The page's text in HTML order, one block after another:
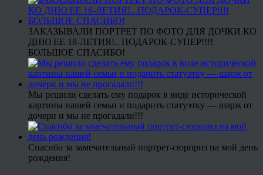
ЗАКАЗЫВАЛИ ПОРТРЕТ ПО ФОТО ДЛЯ ДОЧКИ КО
ДНЮ ЕЕ 18-ЛЕТИЯ!.. ПОДАРОК-СУПЕР!!!!
БОЛЬШОЕ СПАСИБО!
Мы решили сделать ему подарок в виде исторической
картины нашей семьи и подарить статуэтку — шарж от
дочери и мы не прогадали!!!
Спасибо за замечательный портрет-сюрприз на мой день
рождения!